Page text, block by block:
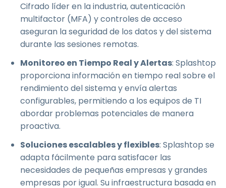
Cifrado líder en la industria, autenticación
multifactor (MFA) y controles de acceso
aseguran la seguridad de los datos y del sistema
durante las sesiones remotas.
Monitoreo en Tiempo Real y Alertas: Splashtop
proporciona información en tiempo real sobre el
rendimiento del sistema y envía alertas
configurables, permitiendo a los equipos de TI
abordar problemas potenciales de manera
proactiva.
Soluciones escalables y flexibles: Splashtop se
adapta fácilmente para satisfacer las
necesidades de pequeñas empresas y grandes
empresas por igual. Su infraestructura basada en